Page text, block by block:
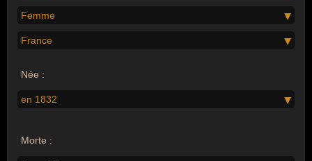
Femme
France
Née :
en 1832
Morte :